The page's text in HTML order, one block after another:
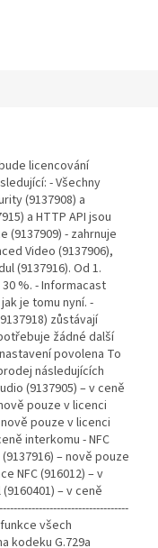
licencování
- Všechny
(9137908) a
a HTTP API jsou
(9137909) - zahrnuje
Video (9137906),
(9137916). Od 1.
%. - Informacast
je tomu nyní. -
zůstávají
žádné další
povolena To
následujících
(9137905) – v ceně
pouze v licenci
pouze v licenci
interkomu - NFC
– nově pouze
NFC (916012) – v
– v ceně
všech
kodeku G.729a